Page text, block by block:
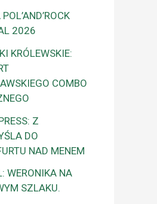
2026
KRÓLEWSKIE:
COMBO
Z
DO
NAD MENEM
WERONIKA NA
SZLAKU.